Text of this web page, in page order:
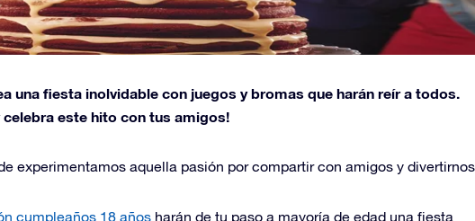
una fiesta inolvidable con juegos y bromas que harán reír a todos.
celebra este hito con tus amigos!
experimentamos aquella pasión por compartir con amigos y
cumpleaños 18 años harán de tu paso a mayoría de edad una fiesta